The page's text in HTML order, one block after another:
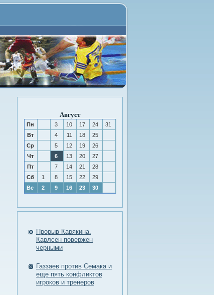
Август
Пн 3 10 17 24
31
Вт
4 11 18
25
Ср
5 12 19
26
Чт
6 13 20
27
Пт
7 14 21
28
Сб
1 8 15 22
29
Вс
2 9 16 23 30
Прорыв Карякина.
Карлсен повержен
черными
Газзаев против Семака и
еще пять конфликтов
игроков и тренеров